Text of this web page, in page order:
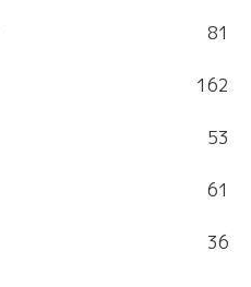
81
162
53
61
36